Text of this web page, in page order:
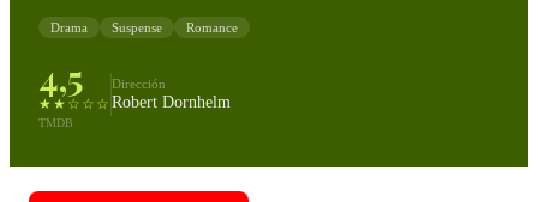
Drama Suspense Romance
4,5
★★☆☆☆
TMDB
Dirección
Robert Dornhelm